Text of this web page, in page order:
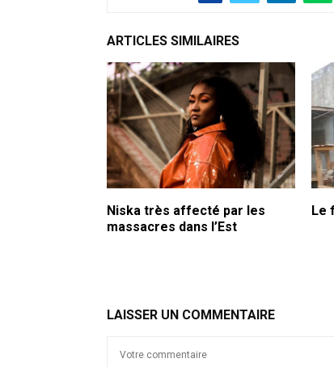
ARTICLES SIMILAIRES
Niska très affecté par les
massacres dans l’Est
Le
LAISSER UN COMMENTAIRE